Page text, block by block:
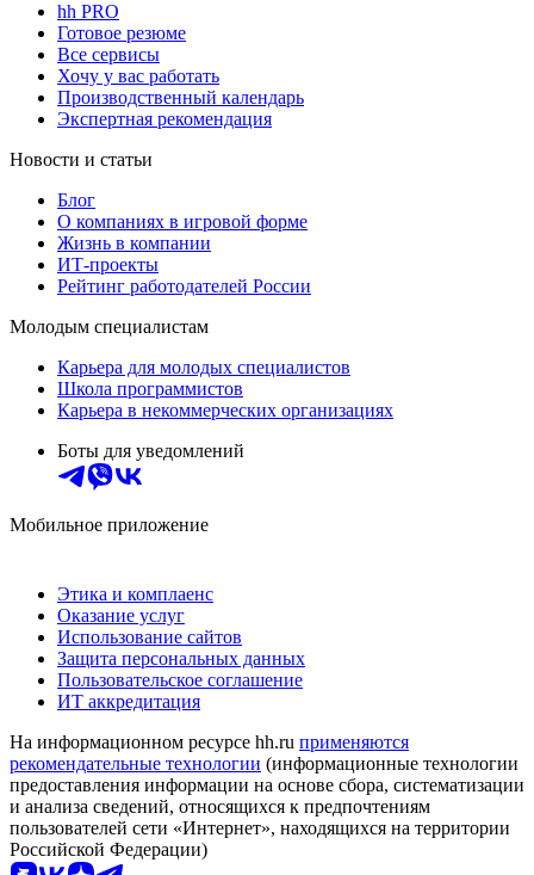
hh PRO
Готовое резюме
Все сервисы
Хочу у вас работать
Производственный календарь
Экспертная рекомендация
Новости и статьи
Блог
О компаниях в игровой форме
Жизнь в компании
ИТ-проекты
Рейтинг работодателей России
Молодым специалистам
Карьера для молодых специалистов
Школа программистов
Карьера в некоммерческих организациях
Боты для уведомлений
Мобильное приложение
Этика и комплаенс
Оказание услуг
Использование сайтов
Защита персональных данных
Пользовательское соглашение
ИТ аккредитация
На информационном ресурсе hh.ru применяются
рекомендательные технологии (информационные технологии
предоставления информации на основе сбора, систематизации
и анализа сведений, относящихся к предпочтениям
пользователей сети «Интернет», находящихся на территории
Российской Федерации)